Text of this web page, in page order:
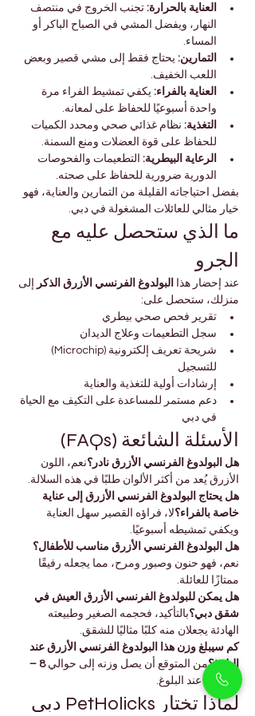
العناية بالحرارة: تجنب الخروج في منتصف
النهار، ويفضل المشي في الصباح الباكر أو
المساء.
التمارين: يحتاج فقط إلى مشي قصير وبعض
اللعب الخفيف.
العناية بالفراء: يكفي تمشيط الفراء مرة
واحدة أسبوعيًا للحفاظ على لمعانه.
التغذية: نظام غذائي صحي ومحدد الكميات
للحفاظ على قوة العضلات ومنع السمنة.
الرعاية البيطرية: التطعيمات والفحوصات
الدورية ضرورية للحفاظ على صحته.
بفضل احتياجاته القليلة من التمارين والعناية، فهو
خيار مثالي للعائلات المشغولة في دبي.
ما الذي ستحصل عليه مع
الجرو
عند إحضار هذا البولدوغ الفرنسي الأزرق الذكر
إلى
منزلك، ستحصل على:
تقرير فحص صحي بيطري
سجل التطعيمات وعلاج الديدان
شريحة تعريف إلكترونية (Microchip)
للتسجيل
إرشادات أولية للتغذية والعناية
دعم مستمر للمساعدة على التكيف مع الحياة
في دبي
الأسئلة الشائعة (FAQs)
هل البولدوغ الفرنسي الأزرق نادر؟نعم، اللون
الأزرق يُعد من أكثر الألوان طلبًا في هذه السلالة.
هل يحتاج البولدوغ الفرنسي الأزرق إلى عناية
خاصة بالفراء؟لا، فراؤه القصير سهل العناية
ويكفي تمشيطه أسبوعيًا.
هل البولدوغ الفرنسي الأزرق مناسب للأطفال؟
نعم، فهو حنون وصبور ومرح، مما يجعله رفيقًا
ممتازًا للعائلة.
هل يمكن للبولدوغ الفرنسي الأزرق العيش في
شقق دبي؟بالتأكيد، فحجمه الصغير وطبيعته
الهادئة يجعلان منه كلبًا مثاليًا للشقق.
كم سيبلغ وزن هذا البولدوغ الفرنسي الأزرق عند
البلوغ؟من المتوقع أن يصل وزنه إلى حوالي
8 –
12 كجم
عند البلوغ.
لماذا تختار PetHolicks دبي